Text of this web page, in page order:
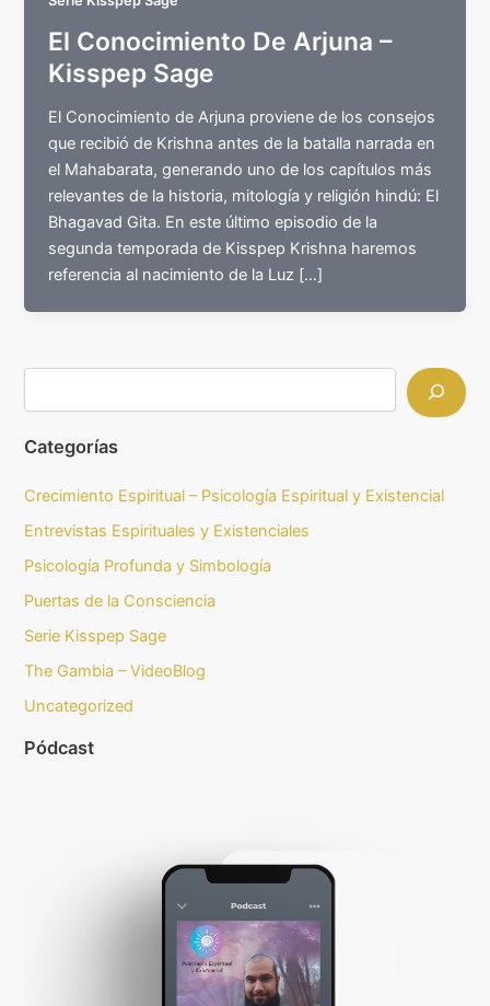
El Conocimiento De Arjuna –
Kisspep Sage
El Conocimiento de Arjuna proviene de los consejos
que recibió de Krishna antes de la batalla narrada en
el Mahabarata, generando uno de los capítulos más
relevantes de la historia, mitología y religión hindú: El
Bhagavad Gita. En este último episodio de la
segunda temporada de Kisspep Krishna haremos
referencia al nacimiento de la Luz […]
Categorías
Crecimiento Espiritual – Psicología Espiritual y Existencial
Entrevistas Espirituales y Existenciales
Psicología Profunda y Simbología
Puertas de la Consciencia
Serie Kisspep Sage
The Gambia – VideoBlog
Uncategorized
Pódcast